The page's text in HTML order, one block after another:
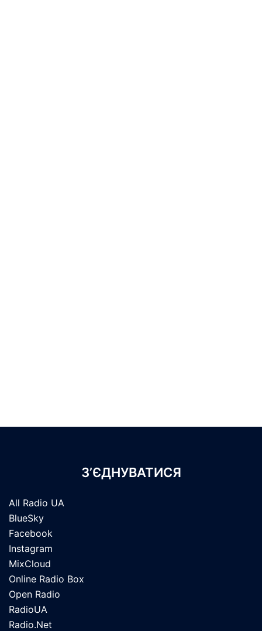
З’ЄДНУВАТИСЯ
All Radio UA
BlueSky
Facebook
Instagram
MixCloud
Online Radio Box
Open Radio
RadioUA
Radio.Net